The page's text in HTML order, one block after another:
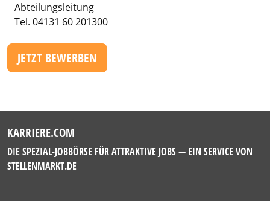
Abteilungsleitung
Tel. 04131 60 201300
JETZT BEWERBEN
KARRIERE.COM
DIE SPEZIAL-JOBBÖRSE FÜR ATTRAKTIVE JOBS — EIN SERVICE VON
STELLENMARKT.DE